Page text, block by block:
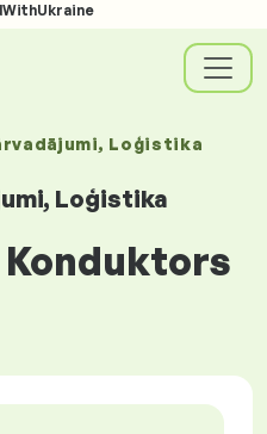
Loģistika
Loģistika